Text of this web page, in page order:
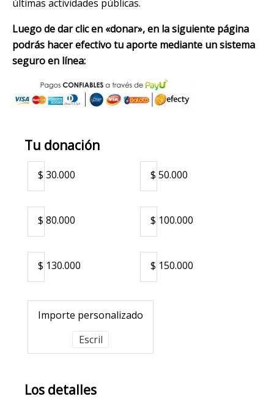
últimas actividades públicas.
Luego de dar clic en «donar», en la siguiente página
podrás hacer efectivo tu aporte mediante un sistema
seguro en línea:
Tu donación
$ 30.000 $ 50.000
$ 80.000 $ 100.000
$ 130.000 $ 150.000
Importe personalizado
Los detalles